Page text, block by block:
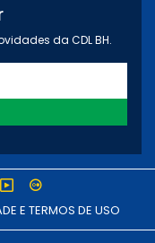
da CDL BH.
E TERMOS DE USO